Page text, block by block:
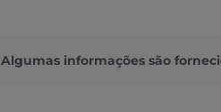
Algumas informações são